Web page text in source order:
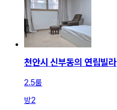
천안시 신부동의 연립빌라
2.5룸
방2